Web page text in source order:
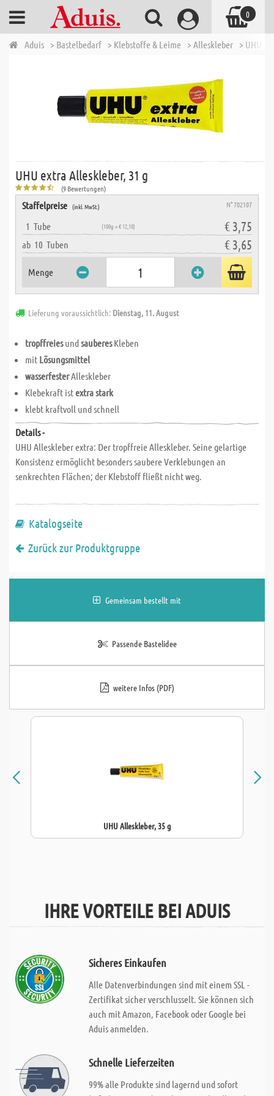
Aduis > Bastelbedarf > Klebstoffe & Leime > Alleskleber > UHU
UHU extra Alleskleber, 31 g
(9 Bewertungen)
Staffelpreise (inkl. MwSt.) N° 702107
1 Tube (100g = € 12,10) € 3,75
ab 10 Tuben € 3,65
Menge
Lieferung voraussichtlich: Dienstag, 11. August
tropffreiesundsauberesKleben
mit Lösungsmittel
wasserfesterAlleskleber
Klebekraft istextra stark
klebt kraftvoll und schnell
Details -
UHU Alleskleber extra: Der tropffreie Alleskleber. Seine gelartige
Konsistenz ermöglicht besonders saubere Verklebungen an
senkrechten Flächen; der Klebstoff fließt nicht weg.
Katalogseite
Zurück zur Produktgruppe
Gemeinsam bestellt mit
Passende Bastelidee
weitere Infos (PDF)
UHU Alleskleber, 35 g
IHRE VORTEILE BEI ADUIS
Sicheres Einkaufen
Alle Datenverbindungen sind mit einem SSL -
Zertifikat sicher verschlusselt. Sie können sich
auch mit Amazon, Facebook oder Google bei
Aduis anmelden.
Schnelle Lieferzeiten
99% alle Produkte sind lagernd und sofort
0